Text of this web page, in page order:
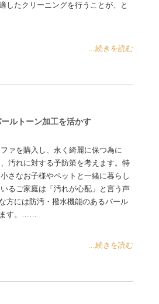
したクリーニングを行うことが、と
...続きを読む
ルトーン加工を活かす
ファを購入し、永く綺麗に保つ為に
、汚れに対する予防策を考えます。特
さなお子様やペットと一緒に暮らし
るご家庭は「汚れが心配」と言う声
方には防汚・撥水機能のあるパール
ます。……
...続きを読む